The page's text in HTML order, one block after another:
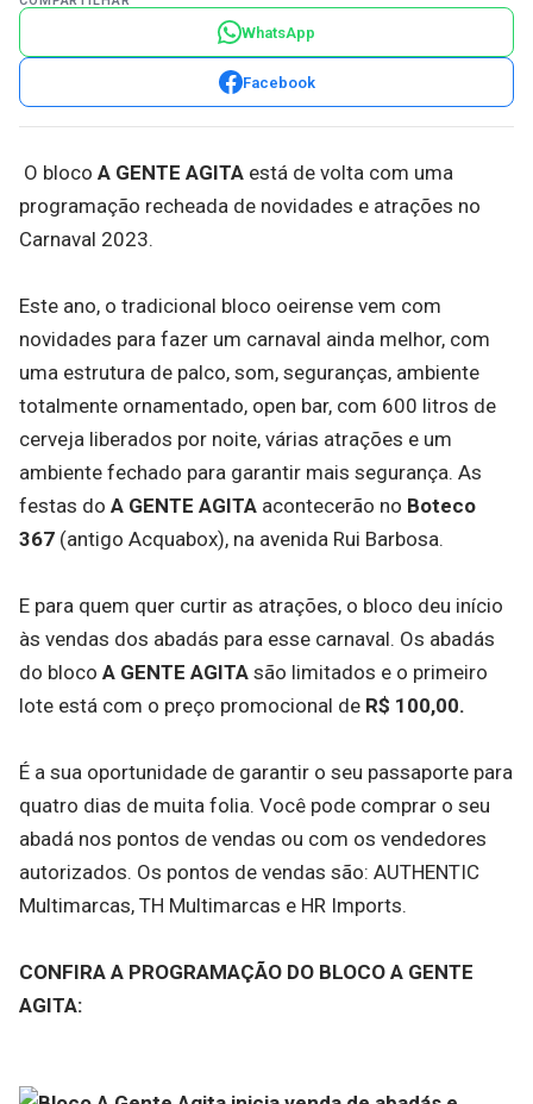
WhatsApp
Facebook
O bloco A GENTE AGITA está de volta com uma
programação recheada de novidades e atrações no
Carnaval 2023.
Este ano, o tradicional bloco oeirense vem com
novidades para fazer um carnaval ainda melhor, com
uma estrutura de palco, som, seguranças, ambiente
totalmente ornamentado, open bar, com 600 litros de
cerveja liberados por noite, várias atrações e um
ambiente fechado para garantir mais segurança. As
festas do A GENTE AGITA acontecerão no Boteco
367 (antigo Acquabox), na avenida Rui Barbosa.
E para quem quer curtir as atrações, o bloco deu início
às vendas dos abadás para esse carnaval. Os abadás
do bloco A GENTE AGITA são limitados e o primeiro
lote está com o preço promocional de R$ 100,00.
É a sua oportunidade de garantir o seu passaporte para
quatro dias de muita folia. Você pode comprar o seu
abadá nos pontos de vendas ou com os vendedores
autorizados. Os pontos de vendas são: AUTHENTIC
Multimarcas, TH Multimarcas e HR Imports.
CONFIRA A PROGRAMAÇÃO DO BLOCO A GENTE
AGITA: